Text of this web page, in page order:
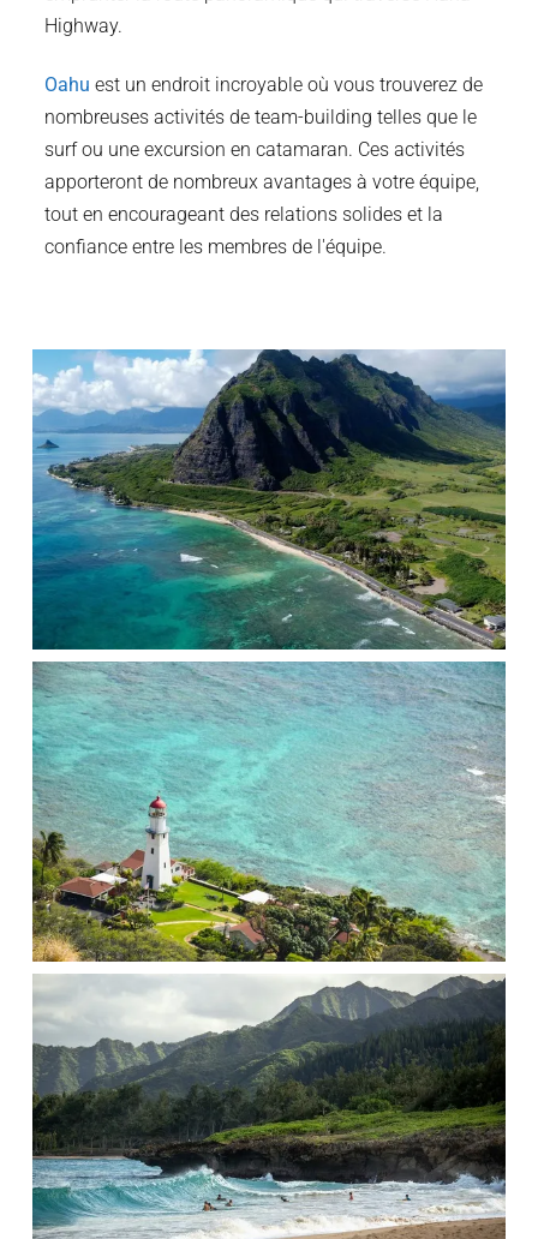
Highway.
Oahu est un endroit incroyable où vous trouverez de
nombreuses activités de team-building telles que le
surf ou une excursion en catamaran. Ces activités
apporteront de nombreux avantages à votre équipe,
tout en encourageant des relations solides et la
confiance entre les membres de l'équipe.